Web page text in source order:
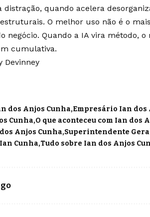
distração, quando acelera
O melhor uso não é o
negócio. Quando a IA vira método,
cumulativa.
Devinney
dos Anjos Cunha Empresário Ian dos
Cunha O que aconteceu com Ian dos
Anjos Cunha Superintendente
Cunha Tudo sobre Ian dos Anjos